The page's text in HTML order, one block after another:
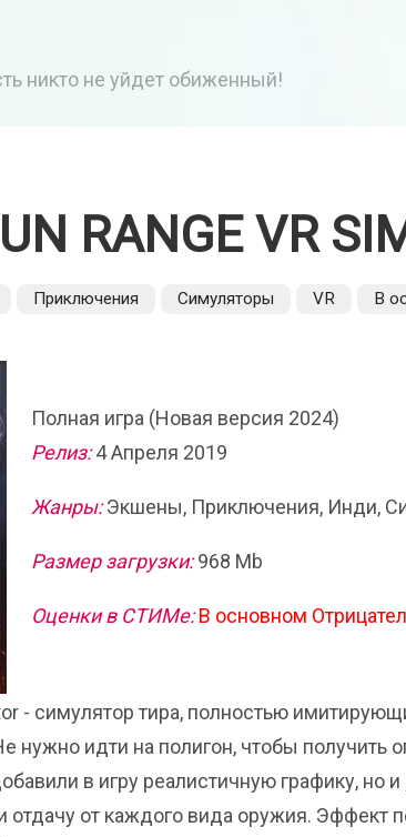
никто не уйдет обиженный!
RANGE VR
Приключения Симуляторы VR В
Полная игра (Новая версия 2024)
Релиз:4 Апреля 2019
Жанры:Экшены, Приключения, Инди,
Размер загрузки:968 Mb
Оценки в СТИМе: В основном
- симулятор тира, полностью
нужно идти на полигон, чтобы получить
в игру реалистичную графику, но
отдачу от каждого вида оружия. Эффект